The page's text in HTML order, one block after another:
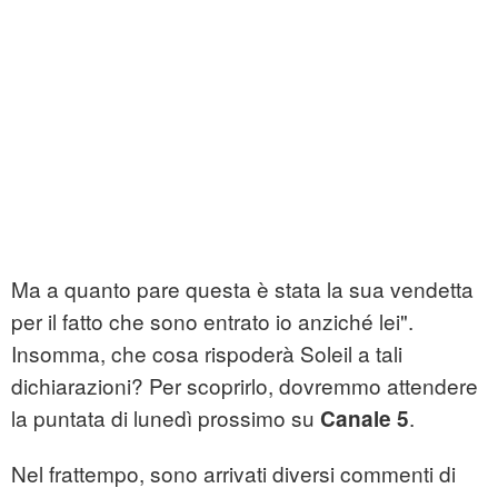
Ma a quanto pare questa è stata la sua vendetta
per il fatto che sono entrato io anziché lei".
Insomma, che cosa rispoderà Soleil a tali
dichiarazioni? Per scoprirlo, dovremmo attendere
la puntata di lunedì prossimo su Canale 5.
Nel frattempo, sono arrivati diversi commenti di